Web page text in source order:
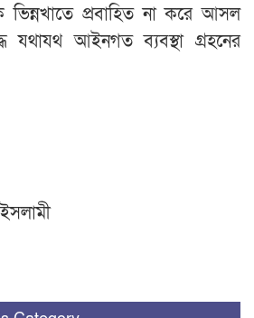
প্রবাহিত না করে আসল
যথাযথ আইনগত ব্যবস্থা গ্রহনের